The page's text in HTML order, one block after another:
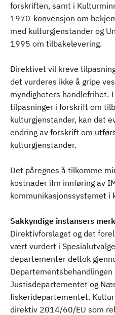
forskriften, samt i
1970-konvensjon om
med kulturgjenstander og
1995 om tilbakelevering.
Direktivet vil kreve
det vurderes ikke å gripe
myndigheters handlefrihet.
tilpasninger i forskrift om
kulturgjenstander, kan det
endring av forskrift om
kulturgjenstander.
Det påregnes å tilkomme
kostnader ifm innføring av
kommunikasjonssystemet i
Sakkyndige instansers
Direktivforslaget og det
vært vurdert i
departementer deltok
Departementsbehandlingen
Justisdepartementet og
fiskeridepartementet.
direktiv 2014/60/EU som